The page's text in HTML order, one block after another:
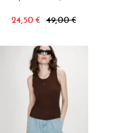
24,50 € 49,00 €